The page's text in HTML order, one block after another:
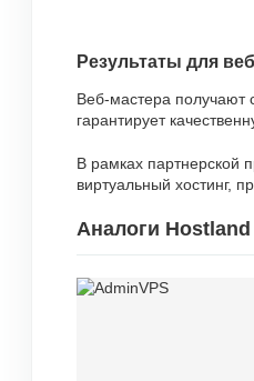
Результаты для
Веб-мастера получают
гарантирует
В рамках партнерской
виртуальный хостинг,
Аналоги Hostland